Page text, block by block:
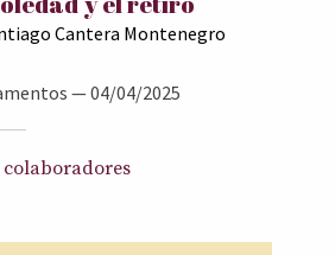
Cantera Montenegro
— 04/04/2025